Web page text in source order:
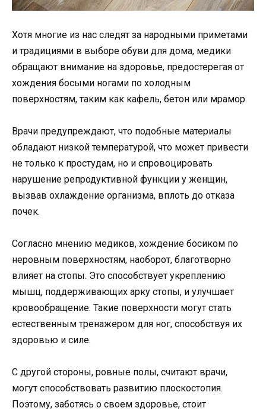
Хотя многие из нас следят за народными приметами
и традициями в выборе обуви для дома, медики
обращают внимание на здоровье, предостерегая от
хождения босыми ногами по холодным
поверхностям, таким как кафель, бетон или мрамор.
Врачи предупреждают, что подобные материалы
обладают низкой температурой, что может привести
не только к простудам, но и спровоцировать
нарушение репродуктивной функции у женщин,
вызвав охлаждение организма, вплоть до отказа
почек.
Согласно мнению медиков, хождение босиком по
неровным поверхностям, наоборот, благотворно
влияет на стопы. Это способствует укреплению
мышц, поддерживающих арку стопы, и улучшает
кровообращение. Такие поверхности могут стать
естественным тренажером для ног, способствуя их
здоровью и силе.
С другой стороны, ровные полы, считают врачи,
могут способствовать развитию плоскостопия.
Поэтому, заботясь о своем здоровье, стоит